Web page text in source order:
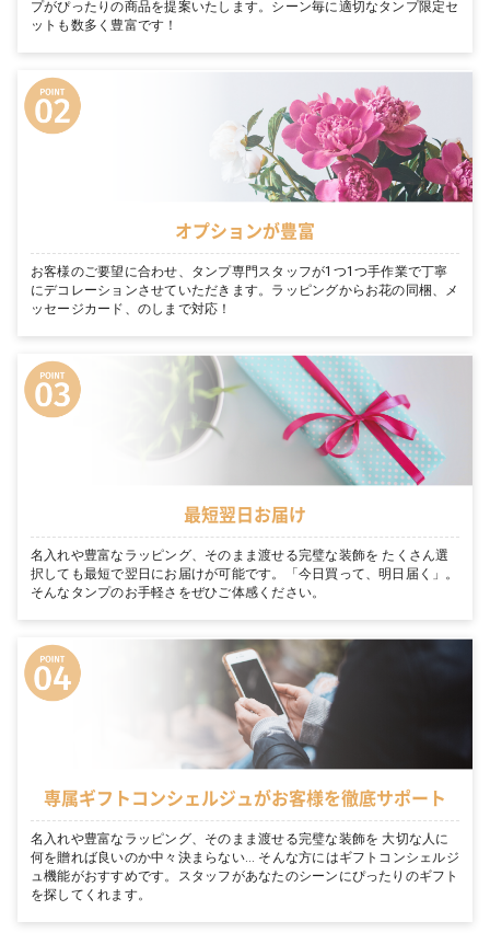
プがぴったりの商品を提案いたします。シーン毎に適切なタンプ限定セ
ットも数多く豊富です！
オプションが豊富
お客様のご要望に合わせ、タンプ専門スタッフが1つ1つ手作業で丁寧
にデコレーションさせていただきます。ラッピングからお花の同梱、メ
ッセージカード、のしまで対応！
最短翌日お届け
名入れや豊富なラッピング、そのまま渡せる完璧な装飾を たくさん選
択しても最短で翌日にお届けが可能です。「今日買って、明日届く」。
そんなタンプのお手軽さをぜひご体感ください。
専属ギフトコンシェルジュがお客様を徹底サポート
名入れや豊富なラッピング、そのまま渡せる完璧な装飾を 大切な人に
何を贈れば良いのか中々決まらない… そんな方にはギフトコンシェルジ
ュ機能がおすすめです。スタッフがあなたのシーンにぴったりのギフト
を探してくれます。